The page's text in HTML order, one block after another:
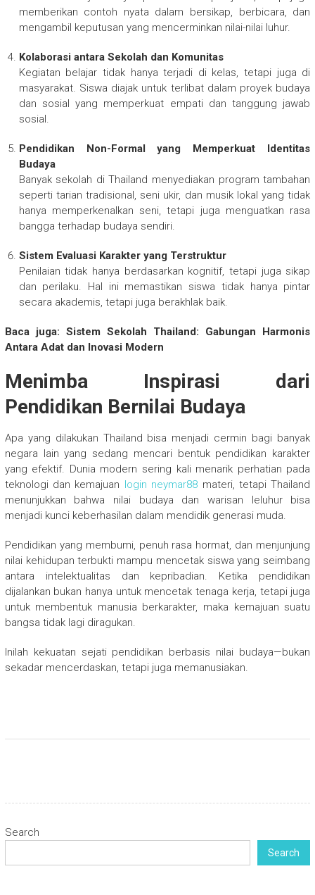
memberikan contoh nyata dalam bersikap, berbicara, dan
mengambil keputusan yang mencerminkan nilai-nilai luhur.
Kolaborasi antara Sekolah dan Komunitas
Kegiatan belajar tidak hanya terjadi di kelas, tetapi juga di
masyarakat. Siswa diajak untuk terlibat dalam proyek budaya
dan sosial yang memperkuat empati dan tanggung jawab
sosial.
Pendidikan Non-Formal yang Memperkuat Identitas
Budaya
Banyak sekolah di Thailand menyediakan program tambahan
seperti tarian tradisional, seni ukir, dan musik lokal yang tidak
hanya memperkenalkan seni, tetapi juga menguatkan rasa
bangga terhadap budaya sendiri.
Sistem Evaluasi Karakter yang Terstruktur
Penilaian tidak hanya berdasarkan kognitif, tetapi juga sikap
dan perilaku. Hal ini memastikan siswa tidak hanya pintar
secara akademis, tetapi juga berakhlak baik.
Baca juga: Sistem Sekolah Thailand: Gabungan Harmonis
Antara Adat dan Inovasi Modern
Menimba Inspirasi dari
Pendidikan Bernilai Budaya
Apa yang dilakukan Thailand bisa menjadi cermin bagi banyak
negara lain yang sedang mencari bentuk pendidikan karakter
yang efektif. Dunia modern sering kali menarik perhatian pada
teknologi dan kemajuan login neymar88 materi, tetapi Thailand
menunjukkan bahwa nilai budaya dan warisan leluhur bisa
menjadi kunci keberhasilan dalam mendidik generasi muda.
Pendidikan yang membumi, penuh rasa hormat, dan menjunjung
nilai kehidupan terbukti mampu mencetak siswa yang seimbang
antara intelektualitas dan kepribadian. Ketika pendidikan
dijalankan bukan hanya untuk mencetak tenaga kerja, tetapi juga
untuk membentuk manusia berkarakter, maka kemajuan suatu
bangsa tidak lagi diragukan.
Inilah kekuatan sejati pendidikan berbasis nilai budaya—bukan
sekadar mencerdaskan, tetapi juga memanusiakan.
Search
Search